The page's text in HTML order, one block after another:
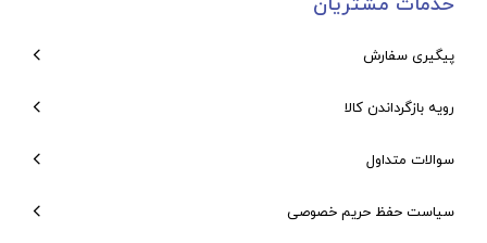
پیگیری سفارش
رویه بازگرداندن کالا
سوالات متداول
سیاست حفظ حریم خصوصی